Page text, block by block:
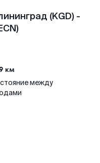
(KGD) -
км
между